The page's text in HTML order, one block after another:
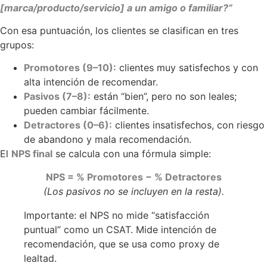
[marca/producto/servicio] a un amigo o familiar?”
Con esa puntuación, los clientes se clasifican en tres
grupos:
Promotores (9–10): clientes muy satisfechos y con
alta intención de recomendar.
Pasivos (7–8): están “bien”, pero no son leales;
pueden cambiar fácilmente.
Detractores (0–6): clientes insatisfechos, con riesgo
de abandono y mala recomendación.
El NPS final se calcula con una fórmula simple:
NPS = % Promotores − % Detractores
(Los pasivos no se incluyen en la resta).
Importante: el NPS no mide “satisfacción
puntual” como un CSAT. Mide intención de
recomendación, que se usa como proxy de
lealtad.